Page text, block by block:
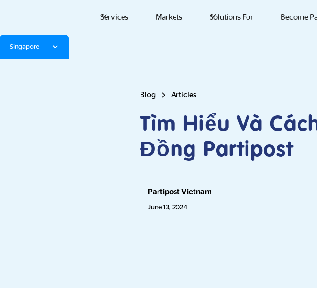
Services Markets Solutions For Become
Singapore
Blog Articles
Tìm Hiểu Và
Đồng Partipost
Partipost Vietnam
June 13, 2024